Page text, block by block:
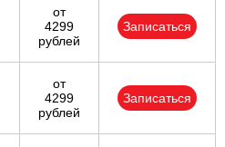
от
4299
рублей
Записаться
от
4299
рублей
Записаться